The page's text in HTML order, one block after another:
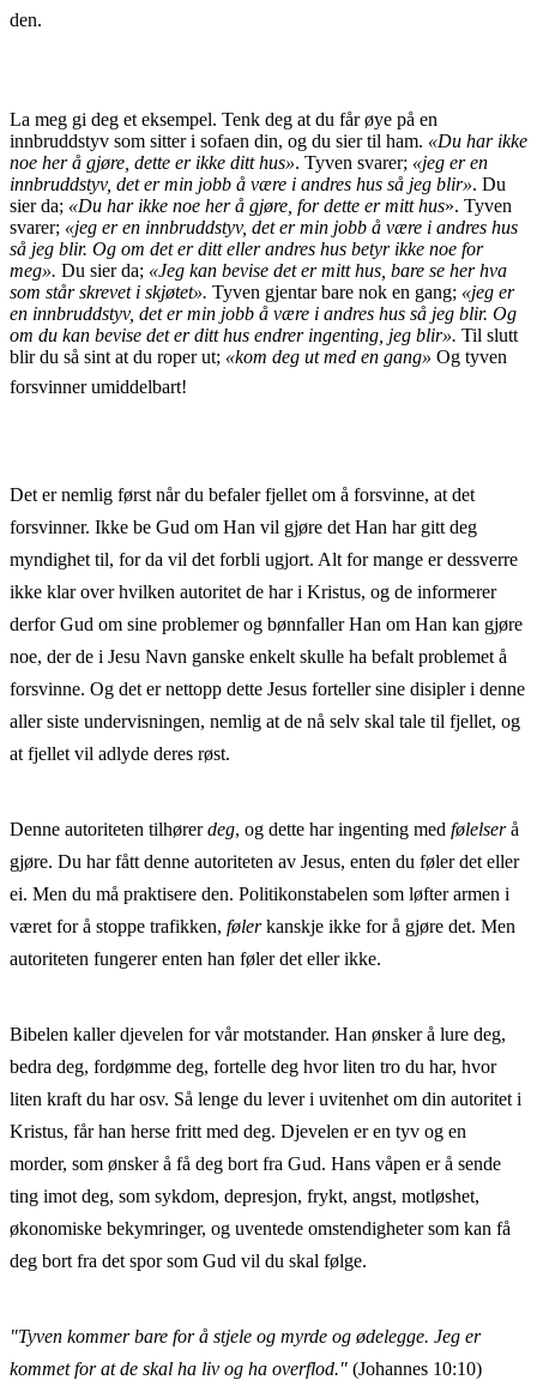
den.
La meg gi deg et eksempel. Tenk deg at du får øye på en
innbruddstyv som sitter i sofaen din, og du sier til ham. «Du har ikke
noe her å gjøre, dette er ikke ditt hus». Tyven svarer; «jeg er en
innbruddstyv, det er min jobb å være i andres hus så jeg blir». Du
sier da; «Du har ikke noe her å gjøre, for dette er mitt hus». Tyven
svarer; «jeg er en innbruddstyv, det er min jobb å være i andres hus
så jeg blir. Og om det er ditt eller andres hus betyr ikke noe for
meg». Du sier da; «Jeg kan bevise det er mitt hus, bare se her hva
som står skrevet i skjøtet». Tyven gjentar bare nok en gang; «jeg er
en innbruddstyv, det er min jobb å være i andres hus så jeg blir. Og
om du kan bevise det er ditt hus endrer ingenting, jeg blir». Til slutt
blir du så sint at du roper ut; «kom deg ut med en gang» Og tyven
forsvinner umiddelbart!
Det er nemlig først når du befaler fjellet om å forsvinne, at det
forsvinner. Ikke be Gud om Han vil gjøre det Han har gitt deg
myndighet til, for da vil det forbli ugjort. Alt for mange er dessverre
ikke klar over hvilken autoritet de har i Kristus, og de informerer
derfor Gud om sine problemer og bønnfaller Han om Han kan gjøre
noe, der de i Jesu Navn ganske enkelt skulle ha befalt problemet å
forsvinne. Og det er nettopp dette Jesus forteller sine disipler i denne
aller siste undervisningen, nemlig at de nå selv skal tale til fjellet, og
at fjellet vil adlyde deres røst.
Denne autoriteten tilhørerdeg, og dette har ingenting med følelserå
gjøre. Du har fått denne autoriteten av Jesus, enten du føler det eller
ei. Men du må praktisere den. Politikonstabelen som løfter armen i
været for å stoppe trafikken, følerkanskje ikke for å gjøre det. Men
autoriteten fungerer enten han føler det eller ikke.
Bibelen kaller djevelen for vår motstander. Han ønsker å lure deg,
bedra deg, fordømme deg, fortelle deg hvor liten tro du har, hvor
liten kraft du har osv. Så lenge du lever i uvitenhet om din autoritet i
Kristus, får han herse fritt med deg. Djevelen er en tyv og en
morder, som ønsker å få deg bort fra Gud. Hans våpen er å sende
ting imot deg, som sykdom, depresjon, frykt, angst, motløshet,
økonomiske bekymringer, og uventede omstendigheter som kan få
deg bort fra det spor som Gud vil du skal følge.
"Tyven kommer bare for å stjele og myrde og ødelegge. Jeg er
kommet for at de skal ha liv og ha overflod." (Johannes 10:10)